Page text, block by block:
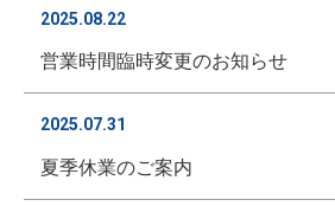
2025.08.22
営業時間臨時変更のお知らせ
2025.07.31
夏季休業のご案内